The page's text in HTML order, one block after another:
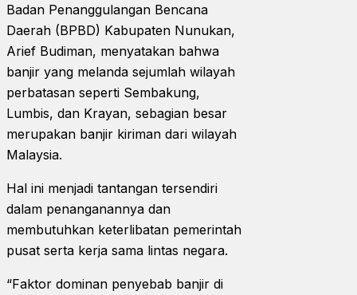
Badan Penanggulangan Bencana
Daerah (BPBD) Kabupaten Nunukan,
Arief Budiman, menyatakan bahwa
banjir yang melanda sejumlah wilayah
perbatasan seperti Sembakung,
Lumbis, dan Krayan, sebagian besar
merupakan banjir kiriman dari wilayah
Malaysia.
Hal ini menjadi tantangan tersendiri
dalam penanganannya dan
membutuhkan keterlibatan pemerintah
pusat serta kerja sama lintas negara.
“Faktor dominan penyebab banjir di